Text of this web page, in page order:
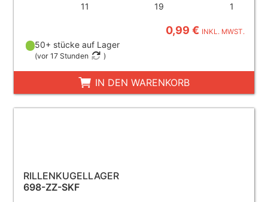
11 19 1
0,99 € INKL. MWST.
50+ stücke auf Lager
(vor 17 Stunden )
IN DEN WARENKORB
RILLENKUGELLAGER
698-ZZ-SKF